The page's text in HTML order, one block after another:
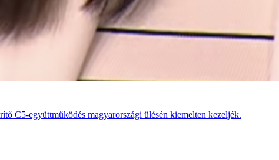
C5-együttműködés magyarországi ülésén kiemelten kezeljék.